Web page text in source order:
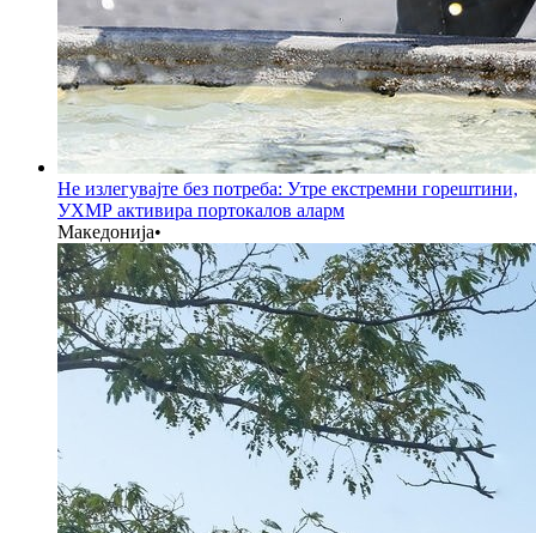
Не излегувајте без потреба: Утре екстремни горештини,
УХМР активира портокалов аларм
Македонија•